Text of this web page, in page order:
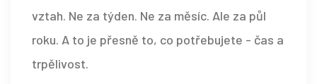
vztah. Ne za týden. Ne za měsíc. Ale za půl
roku. A to je přesně to, co potřebujete - čas a
trpělivost.